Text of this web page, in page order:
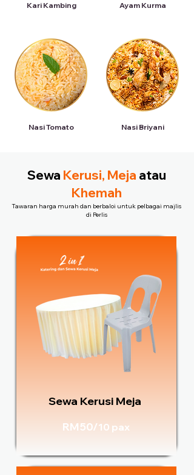
Kari Kambing
Nasi Tomato
Ayam Kurma
Nasi Briyani
Sewa Kerusi, Meja atau
Khemah
Tawaran harga murah dan berbaloi untuk pelbagai majlis
di Perlis
Sewa Kerusi Meja
RM50/10 pax